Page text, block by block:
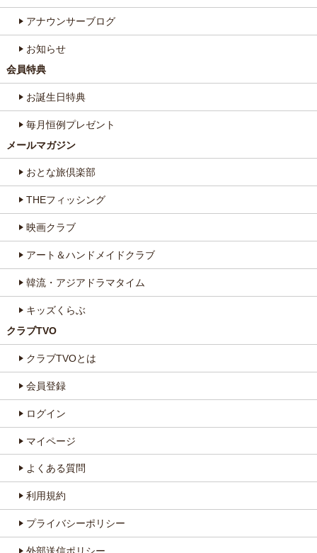
アナウンサーブログ
お知らせ
会員特典
お誕生日特典
毎月恒例プレゼント
メールマガジン
おとな旅倶楽部
THEフィッシング
映画クラブ
アート＆ハンドメイドクラブ
韓流・アジアドラマタイム
キッズくらぶ
クラブTVO
クラブTVOとは
会員登録
ログイン
マイページ
よくある質問
利用規約
プライバシーポリシー